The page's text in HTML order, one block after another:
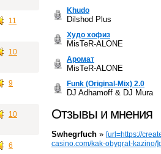
11
10
9
10
6
Khudo
Dilshod Plus
Худо хофиз
MisTeR-ALONE
Аромат
MisTeR-ALONE
Funk (Original-Mix) 2.0
DJ Adhamoff & DJ Mura
Отзывы и мнения
Swhegrfuch » [url=https://
casino.com/kak-obygrat-kazino/